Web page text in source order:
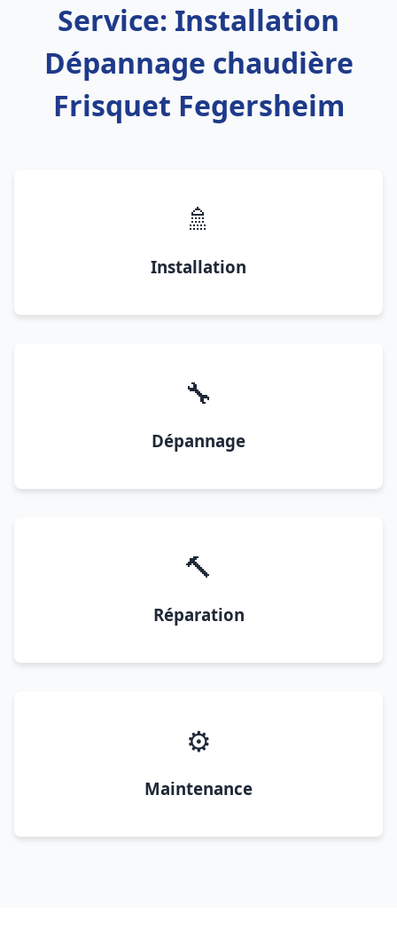
Service: Installation
Dépannage chaudière
Frisquet Fegersheim
🚿
Installation
🔧
Dépannage
🔨
Réparation
⚙️
Maintenance